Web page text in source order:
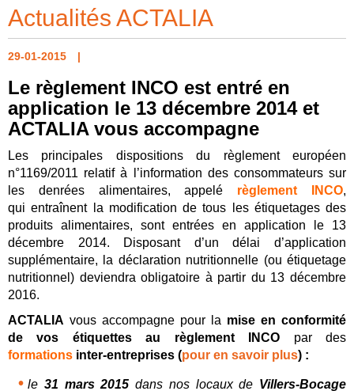
Actualités ACTALIA
29-01-2015
Le règlement INCO est entré en
application le 13 décembre 2014 et
ACTALIA vous accompagne
Les principales dispositions du règlement européen
n°1169/2011 relatif à l’information des consommateurs sur
les denrées alimentaires, appelé règlement INCO,
qui entraînent la modification de tous les étiquetages des
produits alimentaires, sont entrées en application le 13
décembre 2014. Disposant d’un délai d’application
supplémentaire, la déclaration nutritionnelle (ou étiquetage
nutritionnel) deviendra obligatoire à partir du 13 décembre
2016.
ACTALIA vous accompagne pour la mise en conformité
de vos étiquettes au règlement INCO par des
formations inter-entreprises (pour en savoir plus) :
le 31 mars 2015 dans nos locaux de Villers-Bocage